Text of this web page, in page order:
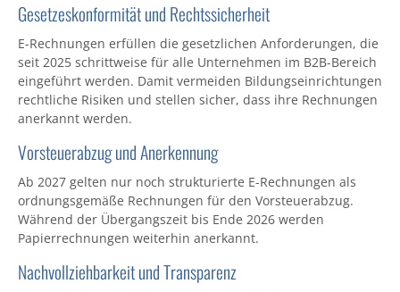
Gesetzeskonformität und Rechtssicherheit
E-Rechnungen erfüllen die gesetzlichen Anforderungen, die
seit 2025 schrittweise für alle Unternehmen im B2B-Bereich
eingeführt werden. Damit vermeiden Bildungseinrichtungen
rechtliche Risiken und stellen sicher, dass ihre Rechnungen
anerkannt werden.
Vorsteuerabzug und Anerkennung
Ab 2027 gelten nur noch strukturierte E-Rechnungen als
ordnungsgemäße Rechnungen für den Vorsteuerabzug.
Während der Übergangszeit bis Ende 2026 werden
Papierrechnungen weiterhin anerkannt.
Nachvollziehbarkeit und Transparenz